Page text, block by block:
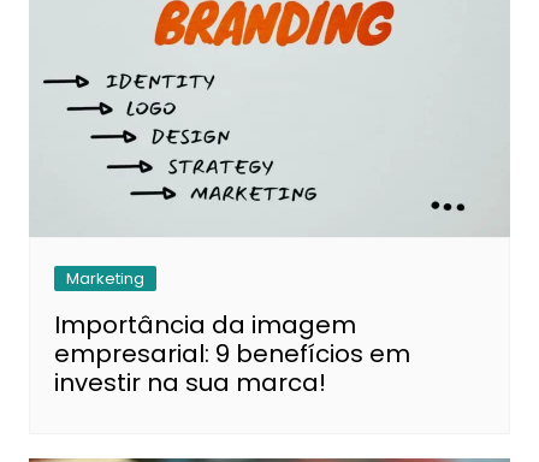
Marketing
Importância da imagem
empresarial: 9 benefícios em
investir na sua marca!